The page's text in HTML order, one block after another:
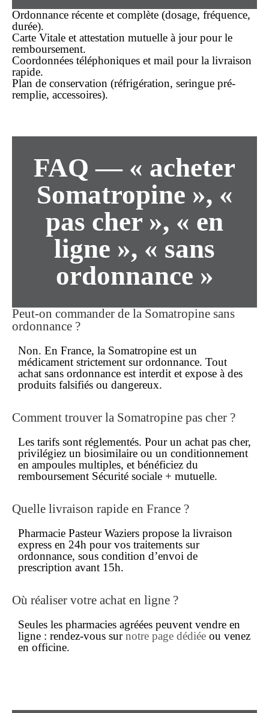
Ordonnance récente et complète (dosage, fréquence,
durée).
Carte Vitale et attestation mutuelle à jour pour le
remboursement.
Coordonnées téléphoniques et mail pour la livraison
rapide.
Plan de conservation (réfrigération, seringue pré-
remplie, accessoires).
FAQ — « acheter
Somatropine », «
pas cher », « en
ligne », « sans
ordonnance »
Peut-on commander de la Somatropine sans
ordonnance ?
Non. En France, la Somatropine est un
médicament strictement sur ordonnance. Tout
achat sans ordonnance est interdit et expose à des
produits falsifiés ou dangereux.
Comment trouver la Somatropine pas cher ?
Les tarifs sont réglementés. Pour un achat pas cher,
privilégiez un biosimilaire ou un conditionnement
en ampoules multiples, et bénéficiez du
remboursement Sécurité sociale + mutuelle.
Quelle livraison rapide en France ?
Pharmacie Pasteur Waziers propose la livraison
express en 24h pour vos traitements sur
ordonnance, sous condition d’envoi de
prescription avant 15h.
Où réaliser votre achat en ligne ?
Seules les pharmacies agréées peuvent vendre en
ligne : rendez-vous surnotre page dédiée ou venez
en officine.